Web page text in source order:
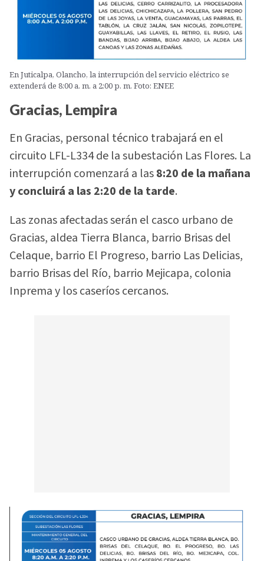
En Juticalpa, Olancho, la interrupción del servicio eléctrico se
extenderá de 8:00 a. m. a 2:00 p. m. Foto: ENEE
Gracias, Lempira
En Gracias, personal técnico trabajará en el
circuito LFL-L334 de la subestación Las Flores. La
interrupción comenzará a las8:20 de la mañana
y concluirá a las 2:20 de la tarde.
Las zonas afectadas serán el casco urbano de
Gracias, aldea Tierra Blanca, barrio Brisas del
Celaque, barrio El Progreso, barrio Las Delicias,
barrio Brisas del Río, barrio Mejicapa, colonia
Inprema y los caseríos cercanos.